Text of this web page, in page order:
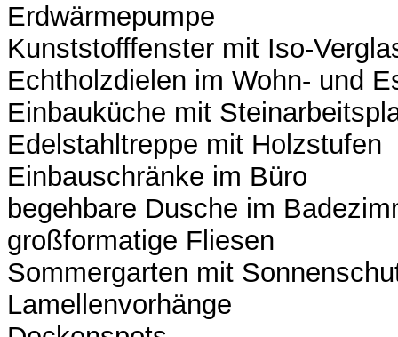
Erdwärmepumpe
Kunststofffenster mit Iso-
Echtholzdielen im Wohn- und
Einbauküche mit
Edelstahltreppe mit Holzstufen
Einbauschränke im Büro
begehbare Dusche im
großformatige Fliesen
Sommergarten mit
Lamellenvorhänge